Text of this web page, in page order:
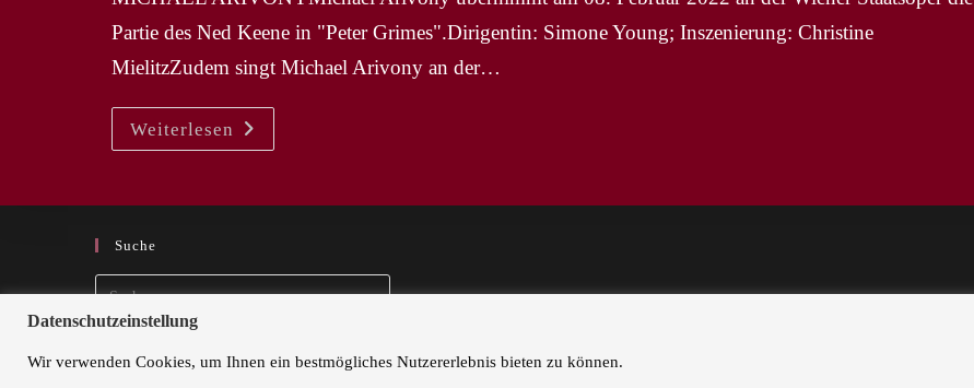
Partie des Ned Keene in "Peter Grimes".Dirigentin: Simone Young; Inszenierung: Christine
MielitzZudem singt Michael Arivony an der…
Weiterlesen NEWS
Februar
2022
Suche
opern-agentur © 2021
Datenschutzeinstellung
Wir verwenden Cookies, um Ihnen ein bestmögliches Nutzererlebnis bieten zu können.